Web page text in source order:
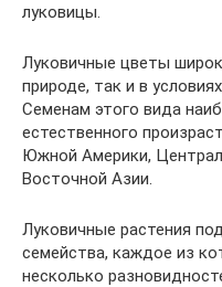
луковицы.
Луковичные цветы
природе, так и в
Семенам этого вида
естественного
Южной Америки,
Восточной Азии.
Луковичные растения
семейства, каждое из
несколько